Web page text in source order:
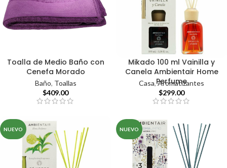
Toalla de Medio Baño con
Cenefa Morado
Baño, Toallas
$409.00
Mikado 100 ml Vainilla y
Canela Ambientair Home
Perfume
Casa,Aromatizantes
$299.00
NUEVO NUEVO